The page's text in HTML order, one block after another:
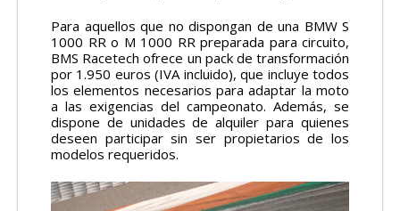
Para aquellos que no dispongan de una BMW S
1000 RR o M 1000 RR preparada para circuito,
BMS Racetech ofrece un pack de transformación
por 1.950 euros (IVA incluido), que incluye todos
los elementos necesarios para adaptar la moto
a las exigencias del campeonato. Además, se
dispone de unidades de alquiler para quienes
deseen participar sin ser propietarios de los
modelos requeridos.